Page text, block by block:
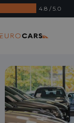
4.8 / 5.0